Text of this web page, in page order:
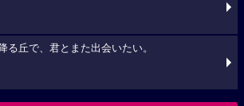
る丘で、君とまた出会いたい。